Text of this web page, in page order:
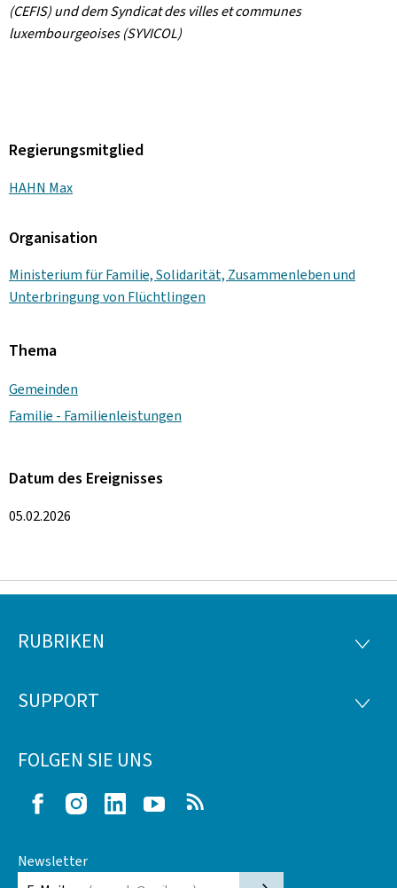
(CEFIS) und dem Syndicat des villes et communes
luxembourgeoises (SYVICOL)
Regierungsmitglied
HAHN Max
Organisation
Ministerium für Familie, Solidarität, Zusammenleben und
Unterbringung von Flüchtlingen
Thema
Gemeinden
Familie - Familienleistungen
Datum des Ereignisses
05.02.2026
Footer
RUBRIKEN
SUPPORT
FOLGEN SIE UNS
FacebookInstagramLinkedIn Youtube
Newsletter